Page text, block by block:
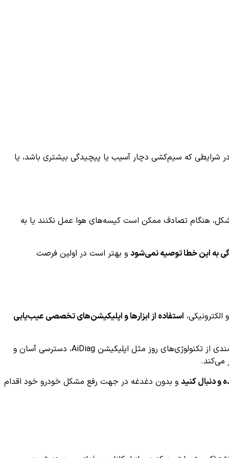
شرایطی که سیم‌کشی دچار آسیب یا پیچیدگی بیشتری باشد، یا
هنگام تصادف ممکن است کیسه‌های هوا عمل نکنند یا به
به این خطا توصیه نمی‌شود و بهتر است در اولین فرصت
استفاده از ابزارها و اپلیکیشن‌های تخصصی عیب‌یابی
این کار نه تنها مانع بروز مشکلات جدی و هزینه‌های بالای تعمیر می‌شود، بلکه باعث افزایش طول عمر و کارایی خودرو نیز خواهد شد. بهره‌مندی از تکنولوژی‌های روز مثل اپلیکیشن AiDiag، دسترسی آسان و
می‌کند.
و دنبال کنید و بدون دغدغه در جهت رفع مشکل خودرو خود اقدام